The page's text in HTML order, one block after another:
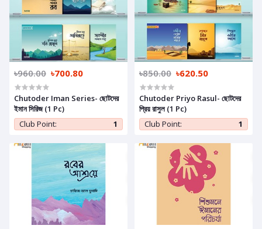
৳960.00 ৳700.80
Chutoder Iman Series- ছোটদের
ইমান সিরিজ (1 Pc)
Club Point:
1
৳850.00 ৳620.50
Chutoder Priyo Rasul- ছোটদের
প্রিয় রাসুল (1 Pc)
Club Point:
1